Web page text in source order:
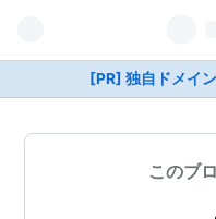
[PR] 独自ドメイ
このブ